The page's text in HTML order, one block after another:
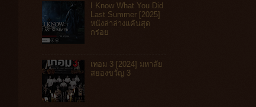
I Know What You Did
Last Summer [2025]
หนังล่าล่างแค้นสุด
กร่อย
เทอม 3 [2024] มหาลัย
สยองขวัญ 3